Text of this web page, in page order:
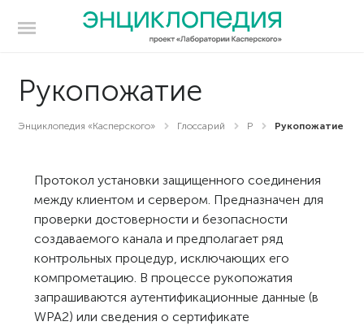
Рукопожатие
Энциклопедия «Касперского» Глоссарий Р Рукопожатие
Протокол установки защищенного соединения
между клиентом и сервером. Предназначен для
проверки достоверности и безопасности
создаваемого канала и предполагает ряд
контрольных процедур, исключающих его
компрометацию. В процессе рукопожатия
запрашиваются аутентификационные данные (в
WPA2) или сведения о сертификате